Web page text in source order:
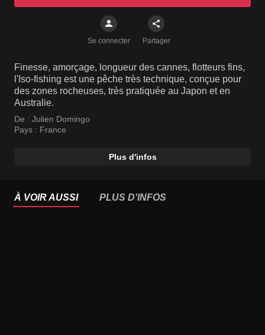
Se connecter Partager
Finesse, amorçage, longueur des cannes, flotteurs fins,
l'Iso-fishing est une pêche très technique, conçue pour
des zones rocheuses, très pratiquée au Japon et en
Australie.
De : Julien Domingo
Pays : France
Plus d'infos
À VOIR AUSSI PLUS D'INFOS